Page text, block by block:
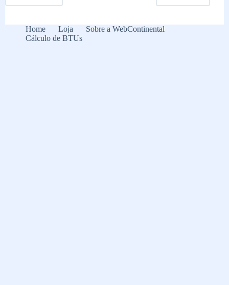
Home Loja
Sobre a WebContinental
Cálculo de BTUs